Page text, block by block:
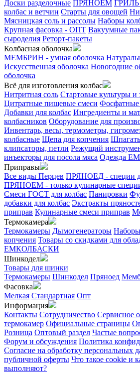
Доски разделочные ПРЯНОЕМ ГРИЛЬ
колбас и ветчин Старты для овощей
Мясницкая соль и рассолы Наборы
Крупная фасовка - ОПТ Вакуумные
сыроделия Реторт-пакеты
Колбасная оболочка
МЕМБРИН - умная оболочка
Искусственная оболочка Новогодние
оболочка
Всё для изготовления колбас
Нитритная соль Стартовые культуры и
Цитратные пищевые смеси
Добавки для колбас Ингредиенты и
колбасников Оборудование для
Инвентарь, весы, термометры,
колбасные Щепа для копчения
клипсаторы, петли Режущий
инъекторы для посола мяса Одежда
Приправы
Все виды Перцев ПРЯНОЕД - специи
ПРЯНОЕМ - только кулинарные
Смеси ГОСТ для колбас Панировки
добавки для колбас Экстракты
приправ Кулинарные смеси приправ
Термокамера
Термокамеры Дымогенераторы Наборы
копчения Товары со скидками для
ЕМКОЛБАСКИ
Шинкодел
Товары для шинки
Термокамеры Шинкодел Пряноед
Фасовка
Мелкая Стандартная Опт
Информация
Контакты Сотрудничество Сервисное
термокамер Официальные страницы
Розница Оптовый раздел Частые
Форум и обсуждения Политика
Согласие на обработку персональных
публичной оферты Что такое cookie и
выполняют?